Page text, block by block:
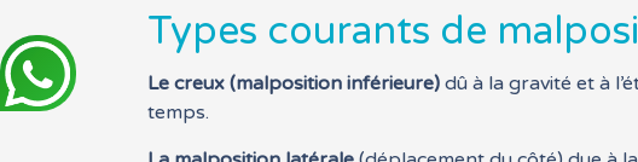
Types courants de
Le creux (malposition inférieure) dû à la gravité et à
temps.